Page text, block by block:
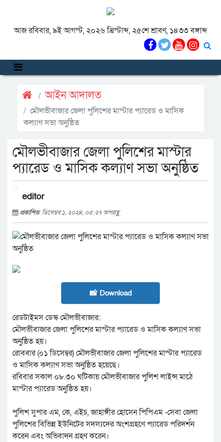
আজ রবিবার, ৯ই আগস্ট, ২০২৬ খ্রিস্টাব্দ, ২৫শে শ্রাবণ, ১৪৩৩ বঙ্গাব্দ
আইন আদালত
মৌলভীবাজার জেলা পুলিশের মাস্টার প্যারেড ও মাসিক
কল্যাণ সভা অনুষ্ঠিত
মৌলভীবাজার জেলা পুলিশের মাস্টার
প্যারেড ও মাসিক কল্যাণ সভা অনুষ্ঠিত
editor
প্রকাশিত ডিসেম্বর ১, ২০২৪, ০৫:২৭ অপরাহ্ণ
📸 Download
রেডটাইমস ডেস্ক মৌলভীবাজার:
মৌলভীবাজার জেলা পুলিশের মাস্টার প্যারেড ও মাসিক কল্যাণ সভা
অনুষ্ঠিত হয়।
রোববার (০১ ডিসেম্বর) মৌলভীবাজার জেলা পুলিশের মাস্টার প্যারেড
ও মাসিক কল্যাণ সভা অনুষ্ঠিত হয়েছে।
রবিবার সকাল ০৮.৩০ ঘটিকায় মৌলভীবাজার পুলিশ লাইন্স মাঠে
মাস্টার প্যারেড অনুষ্ঠিত হয়।
পুলিশ সুপার এম, কে, এইচ, জাহাঙ্গীর হোসেন পিপিএম -সেবা জেলা
পুলিশের বিভিন্ন ইউনিটের সদস্যদের অংশগ্রহণে প্যারেড পরিদর্শন
করেন এবং অভিবাদন গ্রহণ করেন।